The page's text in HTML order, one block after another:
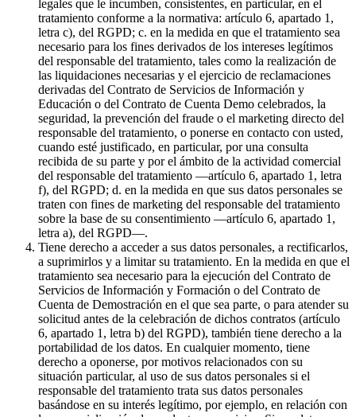
legales que le incumben, consistentes, en particular, en el
tratamiento conforme a la normativa: artículo 6, apartado 1,
letra c), del RGPD; c. en la medida en que el tratamiento sea
necesario para los fines derivados de los intereses legítimos
del responsable del tratamiento, tales como la realización de
las liquidaciones necesarias y el ejercicio de reclamaciones
derivadas del Contrato de Servicios de Información y
Educación o del Contrato de Cuenta Demo celebrados, la
seguridad, la prevención del fraude o el marketing directo del
responsable del tratamiento, o ponerse en contacto con usted,
cuando esté justificado, en particular, por una consulta
recibida de su parte y por el ámbito de la actividad comercial
del responsable del tratamiento —artículo 6, apartado 1, letra
f), del RGPD; d. en la medida en que sus datos personales se
traten con fines de marketing del responsable del tratamiento
sobre la base de su consentimiento —artículo 6, apartado 1,
letra a), del RGPD—.
Tiene derecho a acceder a sus datos personales, a rectificarlos,
a suprimirlos y a limitar su tratamiento. En la medida en que el
tratamiento sea necesario para la ejecución del Contrato de
Servicios de Información y Formación o del Contrato de
Cuenta de Demostración en el que sea parte, o para atender su
solicitud antes de la celebración de dichos contratos (artículo
6, apartado 1, letra b) del RGPD), también tiene derecho a la
portabilidad de los datos. En cualquier momento, tiene
derecho a oponerse, por motivos relacionados con su
situación particular, al uso de sus datos personales si el
responsable del tratamiento trata sus datos personales
basándose en su interés legítimo, por ejemplo, en relación con